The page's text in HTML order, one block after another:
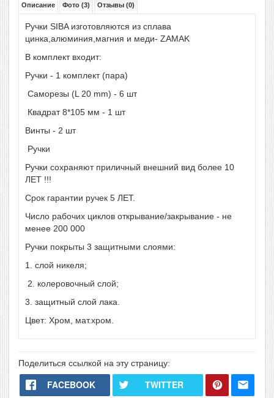
Описание Фото (3) Отзывы (0)
Ручки SIBA изготовляются из сплава
цинка,алюминия,магния и меди- ZAMAK
В комплект входит:
Ручки - 1 комплект (пара)
Саморезы (L 20 mm) - 6 шт
Квадрат 8*105 мм - 1 шт
Винты - 2 шт
Ручки
Ручки сохраняют приличный внешний вид более 10
ЛЕТ !!!
Срок гарантии ручек 5 ЛЕТ.
Число рабочих циклов открывание/закрывание - не
менее 200 000
Ручки покрыты 3 защитными слоями:
1. слой никеля;
2. колеровочный слой;
3. защитный слой лака.
Цвет: Хром, мат.хром.
Поделиться ссылкой на эту страницу:
FACEBOOK TWITTER